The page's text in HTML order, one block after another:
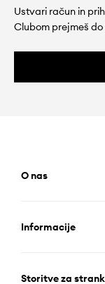
Ustvari račun in
Clubom prejmeš do
O nas
Informacije
Storitve za